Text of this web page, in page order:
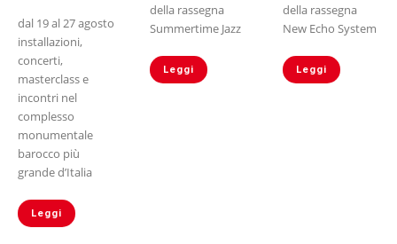
dal 19 al 27 agosto
installazioni,
concerti,
masterclass e
incontri nel
complesso
monumentale
barocco più
grande d’Italia
Leggi
della rassegna
Summertime Jazz
Leggi
della rassegna
New Echo System
Leggi